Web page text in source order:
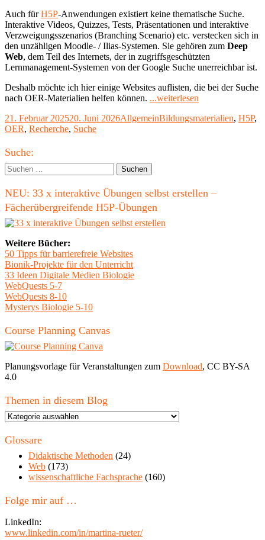
Auch fürH5P-Anwendungen existiert keine thematische Suche.
Interaktive Videos, Quizzes, Tests, Präsentationen und interaktive
Verzweigungsszenarios (Branching Scenario) etc. verstecken sich in
den unzähligen Moodle- / Ilias-Systemen. Sie gehören zum Deep
Web, dem Teil des Internets, der in zugriffsgeschützten
Lernmanagement-Systemen von der Google Suche unerreichbar ist.
Deshalb möchte ich hier einige Websites auflisten, die bei der Suche
nach OER-Materialien helfen können. ...weiterlesen
Resources
Veröffentlicht
am
21. Februar 202520. Juni 2026Kategorien
AllgemeinSchlagwörter
Bildungsmaterialien, H5P,
OER, Recherche, Suche
Haupt-
Seitenleiste
Suche:
Suchen
nach:
NEU: 33 x interaktive Übungen selbst erstellen –
Fächerübergreifende H5P-Übungen
Weitere Bücher:
50 Tipps für barrierefreie Websites
Bionik-Projekte für den Unterricht
33 Ideen Digitale Medien Biologie
WebQuests 5-7
WebQuests 8-10
Mysterys Biologie 5-10
Course Planning Canvas
Planungsvorlage für Veranstaltungen zum Download, CC BY-SA
4.0
Themen in diesem Blog
Themen
diesem
Glossare
Didaktische Methoden (24)
Web (173)
wissenschaftliche Fachsprache (160)
Folge mir auf …
LinkedIn:
www.linkedin.com/in/martina-rueter/